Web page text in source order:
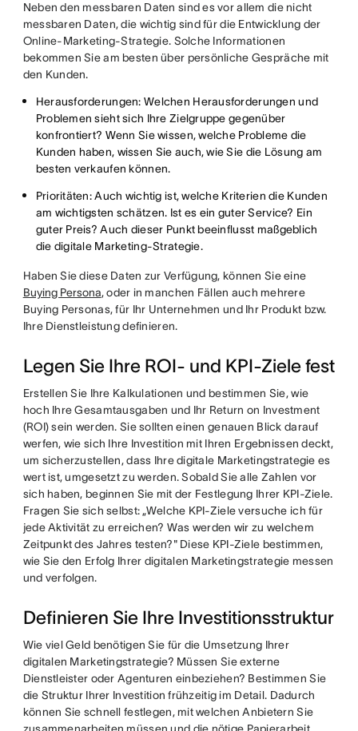
Neben den messbaren Daten sind es vor allem die nicht
messbaren Daten, die wichtig sind für die Entwicklung der
Online-Marketing-Strategie. Solche Informationen
bekommen Sie am besten über persönliche Gespräche mit
den Kunden.
Herausforderungen: Welchen Herausforderungen und
Problemen sieht sich Ihre Zielgruppe gegenüber
konfrontiert? Wenn Sie wissen, welche Probleme die
Kunden haben, wissen Sie auch, wie Sie die Lösung am
besten verkaufen können.
Prioritäten: Auch wichtig ist, welche Kriterien die Kunden
am wichtigsten schätzen. Ist es ein guter Service? Ein
guter Preis? Auch dieser Punkt beeinflusst maßgeblich
die digitale Marketing-Strategie.
Haben Sie diese Daten zur Verfügung, können Sie eine
Buying Persona, oder in manchen Fällen auch mehrere
Buying Personas, für Ihr Unternehmen und Ihr Produkt bzw.
Ihre Dienstleistung definieren.
Legen Sie Ihre ROI- und KPI-Ziele fest
Erstellen Sie Ihre Kalkulationen und bestimmen Sie, wie
hoch Ihre Gesamtausgaben und Ihr Return on Investment
(ROI) sein werden. Sie sollten einen genauen Blick darauf
werfen, wie sich Ihre Investition mit Ihren Ergebnissen deckt,
um sicherzustellen, dass Ihre digitale Marketingstrategie es
wert ist, umgesetzt zu werden. Sobald Sie alle Zahlen vor
sich haben, beginnen Sie mit der Festlegung Ihrer KPI-Ziele.
Fragen Sie sich selbst: „Welche KPI-Ziele versuche ich für
jede Aktivität zu erreichen? Was werden wir zu welchem
Zeitpunkt des Jahres testen?" Diese KPI-Ziele bestimmen,
wie Sie den Erfolg Ihrer digitalen Marketingstrategie messen
und verfolgen.
Definieren Sie Ihre Investitionsstruktur
Wie viel Geld benötigen Sie für die Umsetzung Ihrer
digitalen Marketingstrategie? Müssen Sie externe
Dienstleister oder Agenturen einbeziehen? Bestimmen Sie
die Struktur Ihrer Investition frühzeitig im Detail. Dadurch
können Sie schnell festlegen, mit welchen Anbietern Sie